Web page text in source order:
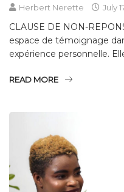
Herbert Nerette July
CLAUSE DE NON-
espace de témoignage
expérience personnelle.
READ MORE